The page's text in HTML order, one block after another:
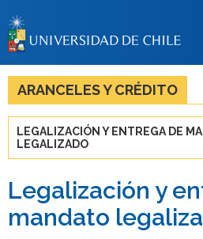
LA
ARANCELES Y CRÉDITO
LEGALIZACIÓN Y ENTREGA DE
LEGALIZADO
Legalización y
mandato